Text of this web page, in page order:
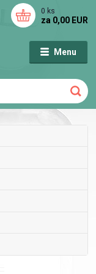
Menu
0 ks
za 0,00 EUR